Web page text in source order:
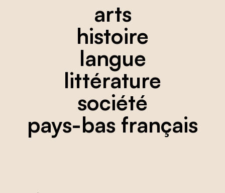
arts
histoire
langue
littérature
société
pays-bas français